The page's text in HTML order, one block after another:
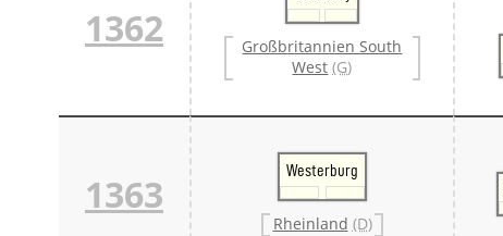
1362
Großbritannien South
West (G)
1363
Westerburg
Rheinland (D)